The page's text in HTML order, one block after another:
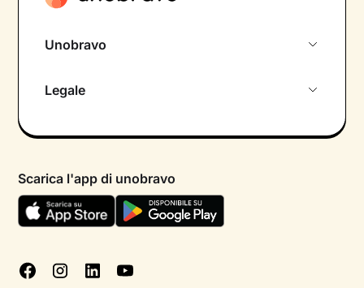
Unobravo
Psicologo in chat
Aiuto urgente
FAQ
Legale
Termini e condizioni
Informativa Privacy
Cookie policy
Scarica l'app di unobravo